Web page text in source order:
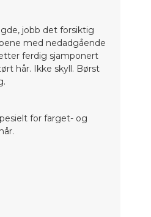
jobb det forsiktig
med nedadgående
ferdig sjamponert
hår. Ikke skyll. Børst
for farget- og